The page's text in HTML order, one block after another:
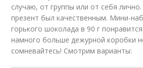
случаю, от группы или от себя
презент был качественным. Мини-
горького шоколада в 90 г
намного больше дежурной коробки
сомневайтесь! Смотрим варианты: